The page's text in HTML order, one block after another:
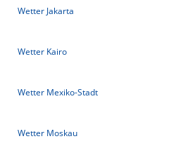
Wetter Jakarta
Wetter Kairo
Wetter Mexiko-Stadt
Wetter Moskau